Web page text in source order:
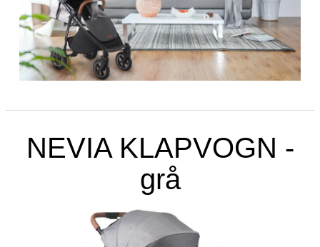
NEVIA KLAPVOGN -
grå